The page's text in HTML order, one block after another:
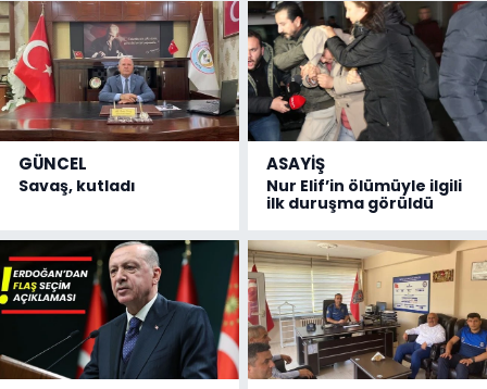
GÜNCEL
Savaş, kutladı
ASAYİŞ
Nur Elif’in ölümüyle ilgili
ilk duruşma görüldü